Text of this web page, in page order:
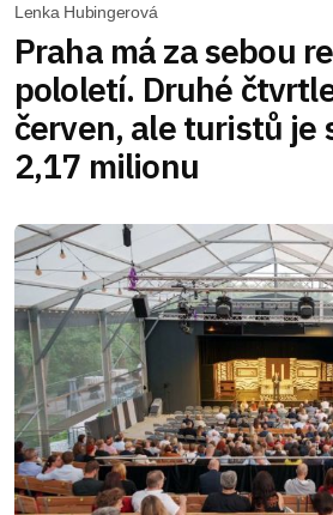
Lenka Hubingerová
Praha má za sebou
pololetí. Druhé
červen, ale turistů je
2,17 milionu